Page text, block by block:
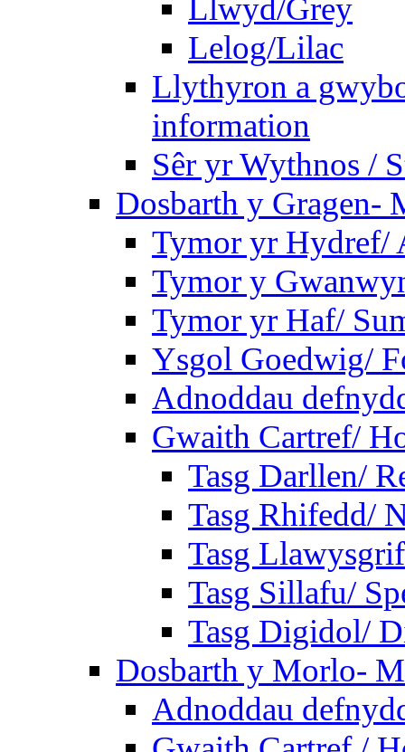
Llwyd/Grey
Lelog/Lilac
Llythyron a
information
Sêr yr Wythnos /
Dosbarth y Gragen-
Tymor yr Hydref/
Tymor y
Tymor yr Haf/
Ysgol Goedwig/
Adnoddau
Gwaith Cartref/
Tasg Darllen/
Tasg Rhifedd/
Tasg
Tasg Sillafu/
Tasg Digidol/
Dosbarth y Morlo-
Adnoddau